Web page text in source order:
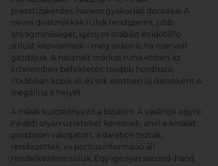
presztízskérdés, hanem gyakorlati döntés is. A
neves divatmárkák ruhái rendszerint jobb
anyagminőséget, igényes szabást és időtálló
stílust képviselnek – még akkor is, ha már volt
gazdájuk. A használt márkás ruha ebben az
értelemben befektetés: tovább hordható,
ritkábban kopik el, és sok esetben új darabként is
megállná a helyét.
A másik kulcstényező a bizalom. A vásárlók egyre
inkább olyan üzleteket keresnek, ahol a kínálat
gondosan válogatott, a darabok tiszták,
rendezettek, és pontos információ áll
rendelkezésre róluk. Egy igényes second-hand